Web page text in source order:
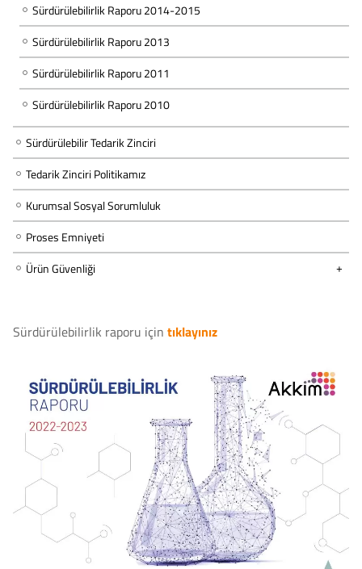
Sürdürülebilirlik Raporu 2014-2015
Sürdürülebilirlik Raporu 2013
Sürdürülebilirlik Raporu 2011
Sürdürülebilirlik Raporu 2010
Sürdürülebilir Tedarik Zinciri
Tedarik Zinciri Politikamız
Kurumsal Sosyal Sorumluluk
Proses Emniyeti
Ürün Güvenliği
Sürdürülebilirlik raporu için tıklayınız